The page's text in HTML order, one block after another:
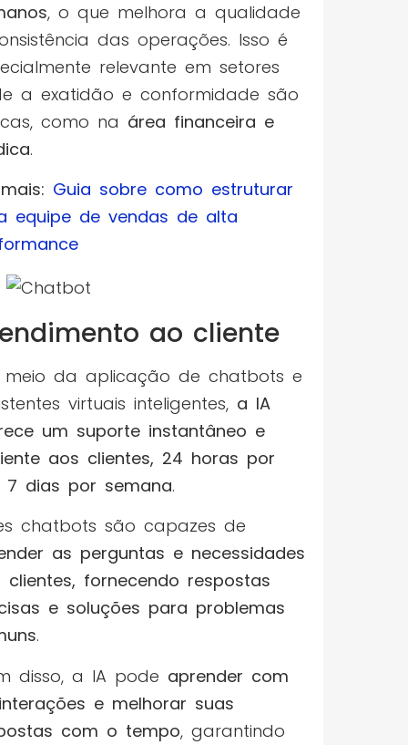
, o que melhora a qualidade
das operações. Isso é
relevante em setores
a exatidão e conformidade são
como na área financeira e
.
Guia sobre como estruturar
equipe de vendas de alta
ao cliente
meio da aplicação de chatbots e
virtuais inteligentes, a IA
um suporte instantâneo e
aos clientes, 24 horas por
7 dias por semana.
chatbots são capazes de
as perguntas e necessidades
clientes, fornecendo respostas
e soluções para problemas
.
disso, a IA pode aprender com
e melhorar suas
com o tempo, garantindo